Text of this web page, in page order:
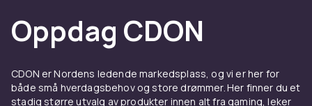
Oppdag CDON
CDON er Nordens ledende markedsplass, og vi er her for
både små hverdagsbehov og store drømmer. Her finner du et
stadig større utvalg av produkter innen alt fra gaming, leker